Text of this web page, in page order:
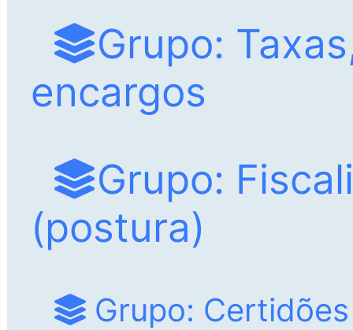
Grupo:
encargos
Grupo:
(postura)
Grupo: Certidões